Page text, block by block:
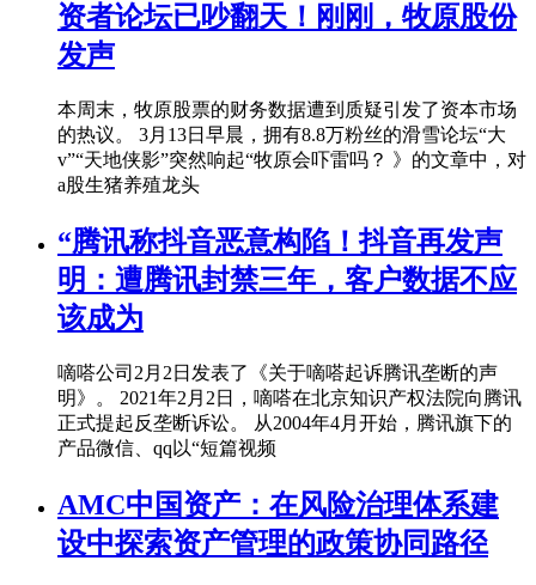
资者论坛已吵翻天！刚刚，牧原股份
发声
本周末，牧原股票的财务数据遭到质疑引发了资本市场
的热议。 3月13日早晨，拥有8.8万粉丝的滑雪论坛“大
v”“天地侠影”突然响起“牧原会吓雷吗？ 》的文章中，对
a股生猪养殖龙头
“腾讯称抖音恶意构陷！抖音再发声
明：遭腾讯封禁三年，客户数据不应
该成为
嘀嗒公司2月2日发表了《关于嘀嗒起诉腾讯垄断的声
明》。 2021年2月2日，嘀嗒在北京知识产权法院向腾讯
正式提起反垄断诉讼。 从2004年4月开始，腾讯旗下的
产品微信、qq以“短篇视频
AMC中国资产：在风险治理体系建
设中探索资产管理的政策协同路径